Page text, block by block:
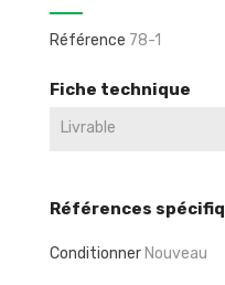
Référence 78-1
Fiche technique
Livrable
Références
Conditionner Nouveau